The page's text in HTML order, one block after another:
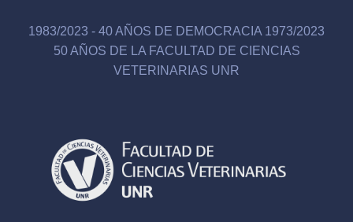
1983/2023 - 40 AÑOS DE DEMOCRACIA 1973/2023
50 AÑOS DE LA FACULTAD DE CIENCIAS
VETERINARIAS UNR